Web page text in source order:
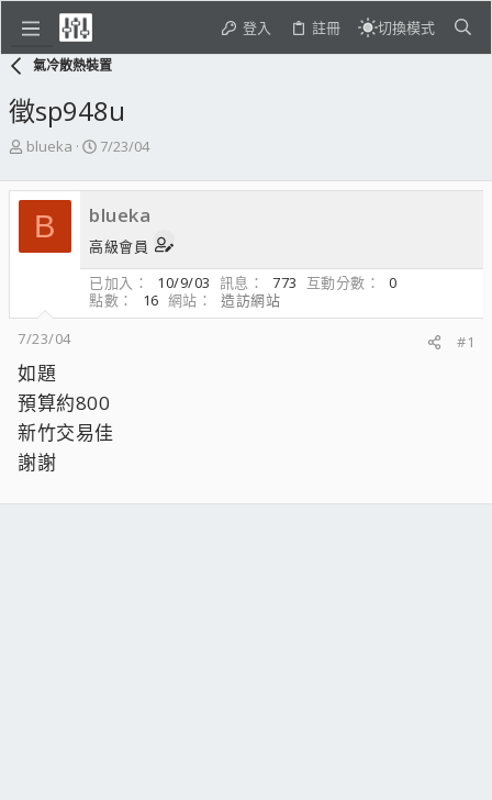
登入 註冊 切換模式
氣冷散熱裝置
徵sp948u
主
發
起
人
blueka
開
日
期
7/23/04
B blueka
高級會員
已加入
10/9/03 訊息 773 互動分數
0
點數
16 網站
造訪網站
7/23/04
#1
如題
預算約800
新竹交易佳
謝謝